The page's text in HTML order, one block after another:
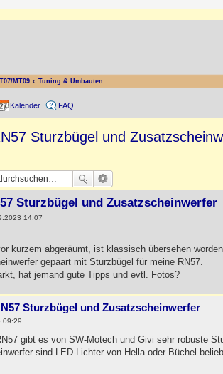
MT09 Tuning & Umbauten
Kalender FAQ
Sturzbügel und
Sturzbügel und Zusatzscheinwerfer
14:07
kurzem abgeräumt, ist klassisch übersehen
gepaart mit Sturzbügel für meine RN57.
hat jemand gute Tipps und evtl. Fotos?
Sturzbügel und Zusatzscheinwerfer
09:29
gibt es von SW-Motech und Givi sehr robuste
sind LED-Lichter von Hella oder Büchel